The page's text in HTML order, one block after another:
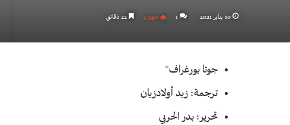
10 يناير 2021 1 3٬340
جوتا بورغراف*
ترجمة: زيد أولادزيان
تحرير: بدر الحربي